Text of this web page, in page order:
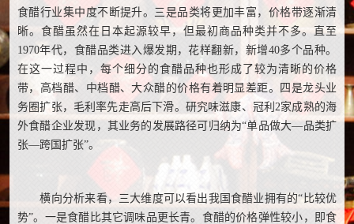
食醋行业集中度不断提升。三是品类将更加丰富，价格带逐渐清
晰。食醋虽然在日本起源较早，但最初商品种类并不多。直至
1970年代，食醋品类进入爆发期，花样翻新，新增40多个品种。
在这一过程中，每个细分的食醋品种也形成了较为清晰的价格
带，高档醋、中档醋、大众醋的价格有着明显差距。四是龙头业
务圈扩张，毛利率先走高后下滑。研究味滋康、冠利2家成熟的海
外食醋企业发现，其业务的发展路径可归纳为“单品做大—品类扩
张—跨国扩张”。
横向分析来看，三大维度可以看出我国食醋业拥有的“比较优
势”。一是食醋比其它调味品更长青。食醋的价格弹性较小，即食